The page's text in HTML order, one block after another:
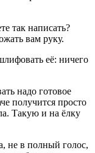
так написать?
вам руку.
её: ничего
надо готовое
получится просто
Такую и на ёлку
не в полный голос,